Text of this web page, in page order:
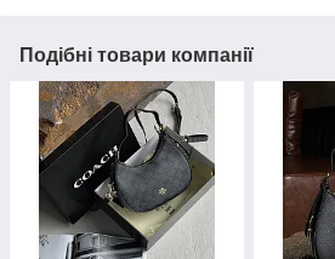
Подібні товари компанії